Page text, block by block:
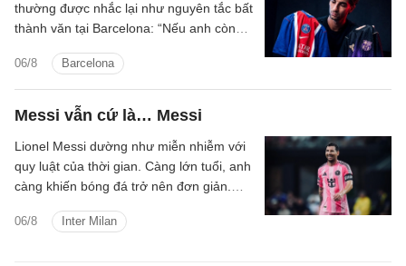
06/8 Barcelona
thường được nhắc lại như nguyên tắc bất
thành văn tại Barcelona: “Nếu anh còn
Barcelona, anh không còn hữu ích với
chúng tôi nữa.”
Messi vẫn cứ là… Messi
06/8 Inter Milan
Lionel Messi dường như miễn nhiễm với
quy luật của thời gian. Càng lớn tuổi, anh
càng khiến bóng đá trở nên đơn giản.
hay solo xuyên qua cả hàng thủ, siêu sao